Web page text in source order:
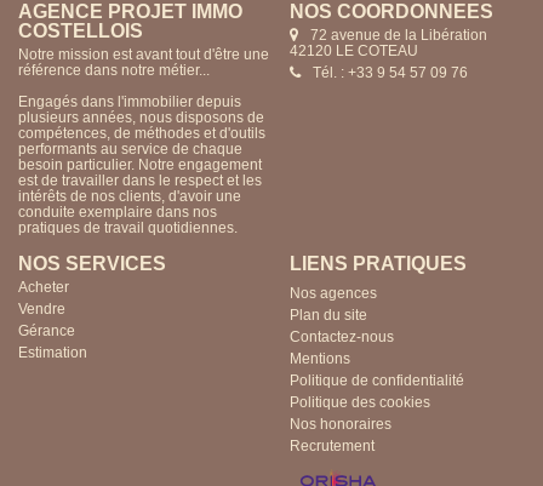
AGENCE PROJET IMMO
COSTELLOIS
Notre mission est avant tout d'être une
référence dans notre métier...
Engagés dans l'immobilier depuis
plusieurs années, nous disposons de
compétences, de méthodes et d'outils
performants au service de chaque
besoin particulier. Notre engagement
est de travailler dans le respect et les
intérêts de nos clients, d'avoir une
conduite exemplaire dans nos
pratiques de travail quotidiennes.
NOS COORDONNÉES
72 avenue de la Libération
42120 LE COTEAU
Tél. : +33 9 54 57 09 76
NOS SERVICES
Acheter
Vendre
Gérance
Estimation
LIENS PRATIQUES
Nos agences
Plan du site
Contactez-nous
Mentions
Politique de confidentialité
Politique des cookies
Nos honoraires
Recrutement